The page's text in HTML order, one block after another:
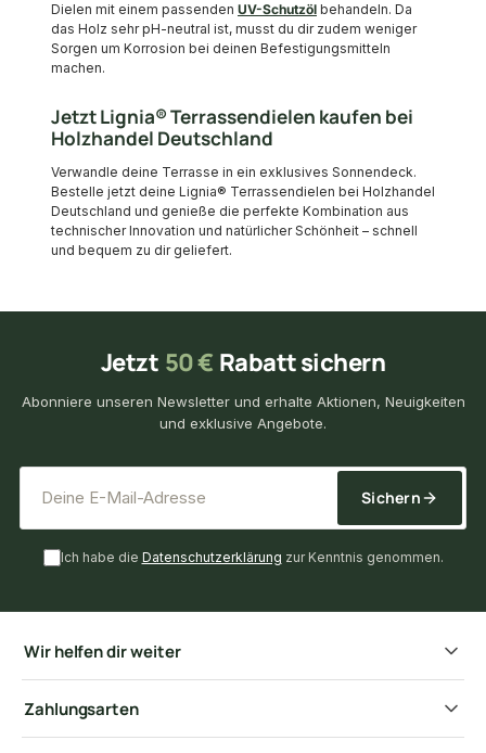
Dielen mit einem passenden UV-Schutzöl behandeln. Da
das Holz sehr pH-neutral ist, musst du dir zudem weniger
Sorgen um Korrosion bei deinen Befestigungsmitteln
machen.
Jetzt Lignia® Terrassendielen kaufen bei
Holzhandel Deutschland
Verwandle deine Terrasse in ein exklusives Sonnendeck.
Bestelle jetzt deine Lignia® Terrassendielen bei Holzhandel
Deutschland und genieße die perfekte Kombination aus
technischer Innovation und natürlicher Schönheit – schnell
und bequem zu dir geliefert.
Jetzt 50 € Rabatt sichern
Abonniere unseren Newsletter und erhalte Aktionen, Neuigkeiten
und exklusive Angebote.
Sichern
Ich habe die Datenschutzerklärung zur Kenntnis genommen.
Wir helfen dir weiter
Zahlungsarten